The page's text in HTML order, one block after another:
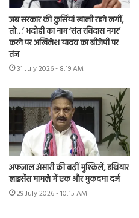
जब सरकार की कुर्सियां खाली रहने लगीं,
तो…’ भदोही का नाम ‘संत रविदास नगर’
करने पर अखिलेश यादव का बीजेपी पर
तंज
31 July 2026 - 8:19 AM
अफजाल अंसारी की बढ़ीं मुश्किलें, हथियार
लाइसेंस मामले में एक और मुकदमा दर्ज
29 July 2026 - 10:15 AM